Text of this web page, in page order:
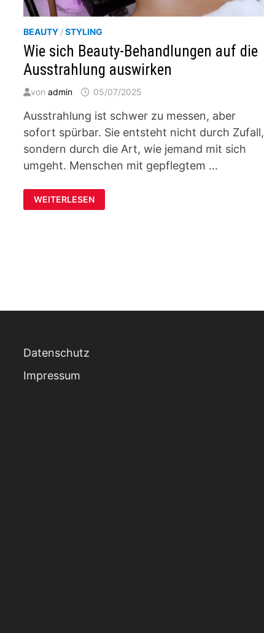
BEAUTY /STYLING
Wie sich Beauty-Behandlungen auf die
Ausstrahlung auswirken
vonadmin 05/07/2025
Ausstrahlung ist schwer zu messen, aber
sofort spürbar. Sie entsteht nicht durch Zufall,
sondern durch die Art, wie jemand mit sich
umgeht. Menschen mit gepflegtem …
WIE
SICH
BEAUTY-
WEITERLESEN
Datenschutz
Impressum